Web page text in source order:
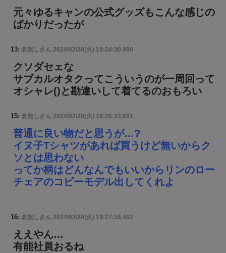
元々ゆるキャンの公式グッズもこんな感じの
ばかりだったが
13: 名無しさん 2024/02/20(火) 19:24:30.900
クソダセェな
サブカルオタクってこういうのが一周回って
オシャレ()と勘違いして着てるのおもろい
15: 名無しさん 2024/02/20(火) 19:26:33.691
普通に良い物だと思うが…?
イヌ子Tシャツがあれば買うけど無いからク
ソとは思わない
ってか柄はどんなんでもいいからリンのロー
チェアのコピーモデル出してくれよ
16: 名無しさん 2024/02/20(火) 19:27:16.402
ええやん…
有能社員おるね